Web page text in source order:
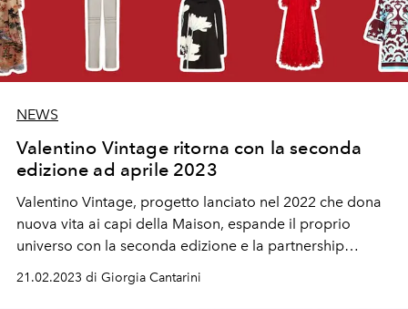
NEWS
Valentino Vintage ritorna con la seconda
edizione ad aprile 2023
Valentino Vintage, progetto lanciato nel 2022 che dona
nuova vita ai capi della Maison, espande il proprio
universo con la seconda edizione e la partnership
creativa con 1Granary ad aprile 2023
21.02.2023 di Giorgia Cantarini